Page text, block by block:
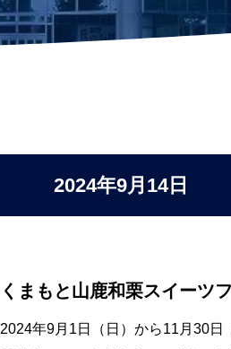
2024年9月14日
くまもと山鹿和栗スイーツ
2024年9月1日（日）から11月30